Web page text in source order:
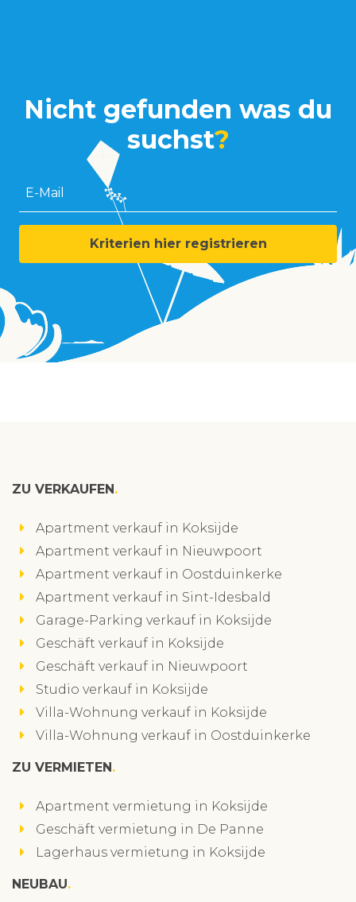
Nicht gefunden was du
suchst?
E-Mail
Kriterien hier registrieren
ZU VERKAUFEN
Apartment verkauf in Koksijde
Apartment verkauf in Nieuwpoort
Apartment verkauf in Oostduinkerke
Apartment verkauf in Sint-Idesbald
Garage-Parking verkauf in Koksijde
Geschäft verkauf in Koksijde
Geschäft verkauf in Nieuwpoort
Studio verkauf in Koksijde
Villa-Wohnung verkauf in Koksijde
Villa-Wohnung verkauf in Oostduinkerke
ZU VERMIETEN
Apartment vermietung in Koksijde
Geschäft vermietung in De Panne
Lagerhaus vermietung in Koksijde
NEUBAU